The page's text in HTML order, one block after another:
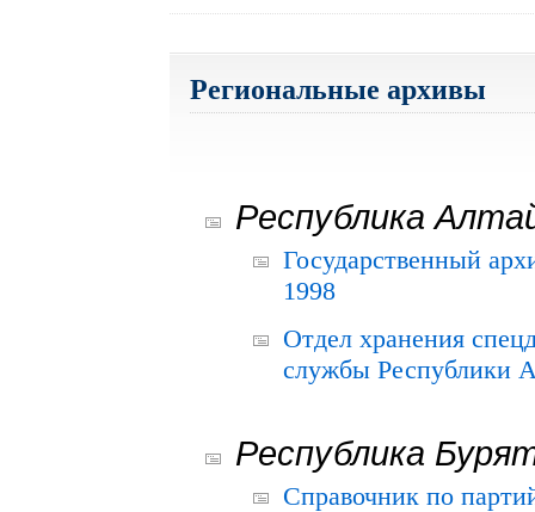
Региональные архивы
Республика
Государственный
1998
Отдел хранения
службы Республики
Республика
Справочник по